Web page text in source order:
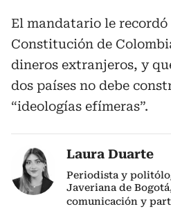
El mandatario le
Constitución de
dineros extranjeros, y
dos países no debe
“ideologías efímeras”.
Laura Duarte
Periodista y
Javeriana de
comunicación y